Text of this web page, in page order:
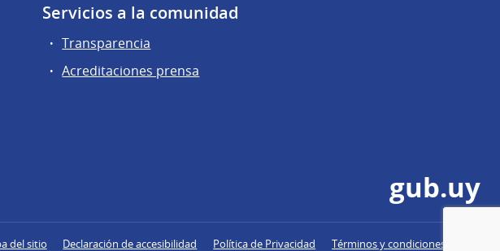
Servicios a la comunidad
Transparencia
Acreditaciones prensa
gub.uy
del sitio Declaración de accesibilidad Política de Privacidad Términos y condiciones de uso